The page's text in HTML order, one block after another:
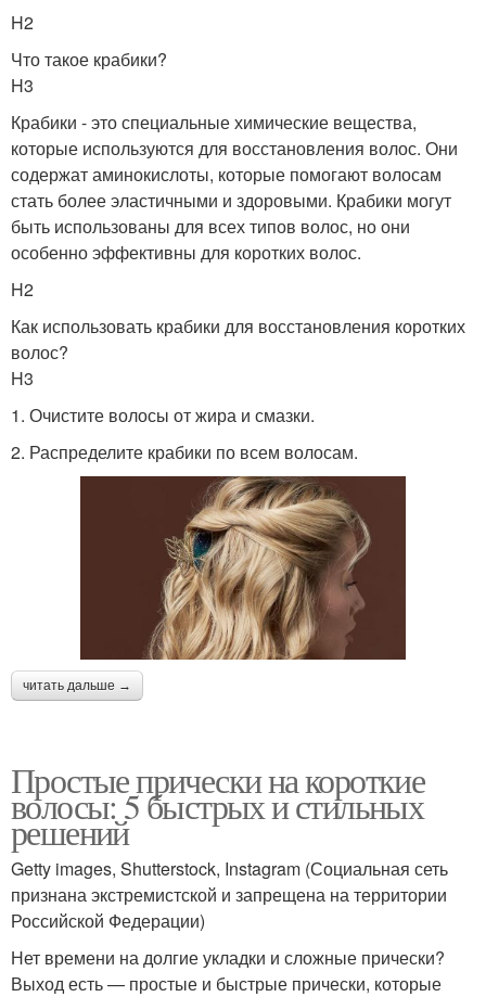
H2
Что такое крабики?
H3
Крабики - это специальные химические вещества,
которые используются для восстановления волос. Они
содержат аминокислоты, которые помогают волосам
стать более эластичными и здоровыми. Крабики могут
быть использованы для всех типов волос, но они
особенно эффективны для коротких волос.
H2
Как использовать крабики для восстановления коротких
волос?
H3
1. Очистите волосы от жира и смазки.
2. Распределите крабики по всем волосам.
читать дальше →
Простые прически на короткие
волосы: 5 быстрых и стильных
решений
Getty images, Shutterstock, Instagram (Социальная сеть
признана экстремистской и запрещена на территории
Российской Федерации)
Нет времени на долгие укладки и сложные прически?
Выход есть — простые и быстрые прически, которые